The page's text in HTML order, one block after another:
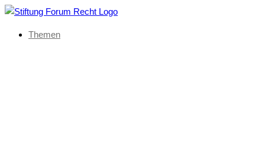
Themen